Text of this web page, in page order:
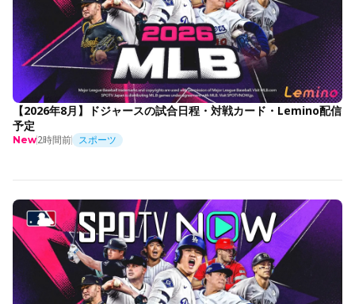
【2026年8月】ドジャースの試合日程・対戦カード・Lemino配信
予定
New2時間前 スポーツ